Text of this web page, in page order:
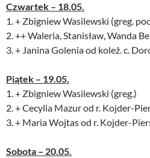
Czwartek – 18.05.
1. + Zbigniew Wasilewski (greg.
2. ++ Waleria, Stanisław, Wanda
3. + Janina Golenia od koleż. c.
Piątek – 19.05.
1. + Zbigniew Wasilewski (greg.)
2. + Cecylia Mazur od r. Kojder-
3. + Maria Wojtas od r. Kojder-
Sobota – 20.05.